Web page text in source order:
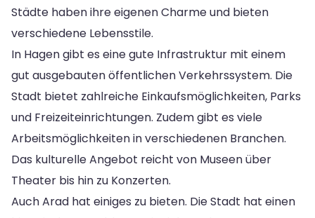
Städte haben ihre eigenen Charme und bieten
verschiedene Lebensstile.
In Hagen gibt es eine gute Infrastruktur mit einem
gut ausgebauten öffentlichen Verkehrssystem. Die
Stadt bietet zahlreiche Einkaufsmöglichkeiten, Parks
und Freizeiteinrichtungen. Zudem gibt es viele
Arbeitsmöglichkeiten in verschiedenen Branchen.
Das kulturelle Angebot reicht von Museen über
Theater bis hin zu Konzerten.
Auch Arad hat einiges zu bieten. Die Stadt hat einen